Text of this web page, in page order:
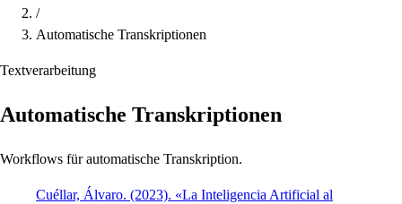
/
Automatische Transkriptionen
Textverarbeitung
Automatische Transkriptionen
Workflows für automatische Transkription.
Cuéllar, Álvaro. (2023). «La Inteligencia Artificial al